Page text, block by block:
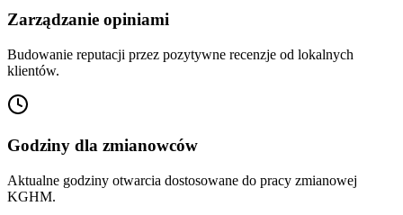
Zarządzanie opiniami
Budowanie reputacji przez pozytywne recenzje od lokalnych
klientów.
Godziny dla zmianowców
Aktualne godziny otwarcia dostosowane do pracy zmianowej
KGHM.